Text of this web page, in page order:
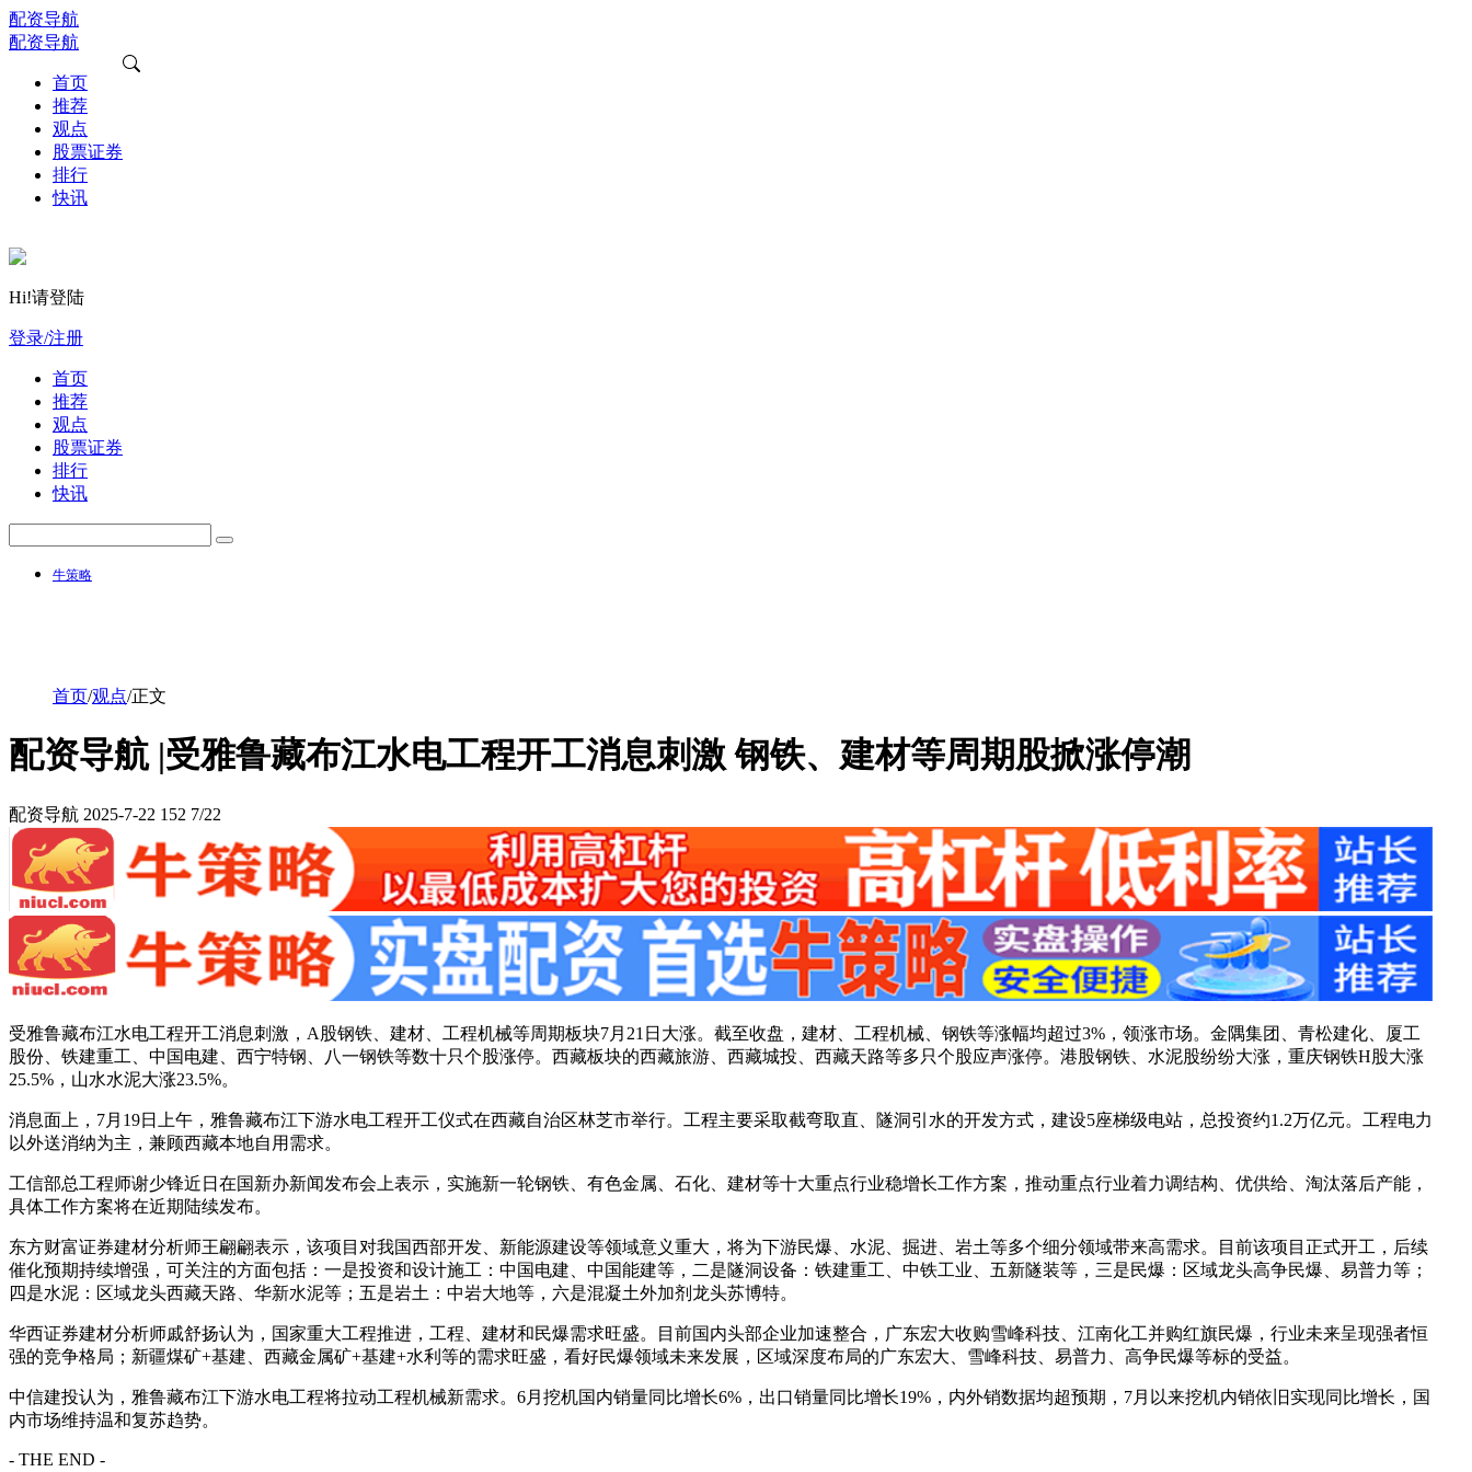
配资导航
配资导航
首页
推荐
观点
股票证券
排行
快讯
Hi!请登陆
登录/注册
首页
推荐
观点
股票证券
排行
快讯
牛策略
首页/观点/正文
配资导航 |受雅鲁藏布江水电工程开工消息刺激 钢铁、建材等周期股掀涨停潮
配资导航 2025-7-22 152 7/22
受雅鲁藏布江水电工程开工消息刺激，A股钢铁、建材、工程机械等周期板块7月21日大涨。截至收盘，建材、工程机械、钢铁等涨幅均超过3%，领涨市场。金隅集团、青松建化、厦工
股份、铁建重工、中国电建、西宁特钢、八一钢铁等数十只个股涨停。西藏板块的西藏旅游、西藏城投、西藏天路等多只个股应声涨停。港股钢铁、水泥股纷纷大涨，重庆钢铁H股大涨
25.5%，山水水泥大涨23.5%。
消息面上，7月19日上午，雅鲁藏布江下游水电工程开工仪式在西藏自治区林芝市举行。工程主要采取截弯取直、隧洞引水的开发方式，建设5座梯级电站，总投资约1.2万亿元。工程电力
以外送消纳为主，兼顾西藏本地自用需求。
工信部总工程师谢少锋近日在国新办新闻发布会上表示，实施新一轮钢铁、有色金属、石化、建材等十大重点行业稳增长工作方案，推动重点行业着力调结构、优供给、淘汰落后产能，
具体工作方案将在近期陆续发布。
东方财富证券建材分析师王翩翩表示，该项目对我国西部开发、新能源建设等领域意义重大，将为下游民爆、水泥、掘进、岩土等多个细分领域带来高需求。目前该项目正式开工，后续
催化预期持续增强，可关注的方面包括：一是投资和设计施工：中国电建、中国能建等，二是隧洞设备：铁建重工、中铁工业、五新隧装等，三是民爆：区域龙头高争民爆、易普力等；
四是水泥：区域龙头西藏天路、华新水泥等；五是岩土：中岩大地等，六是混凝土外加剂龙头苏博特。
华西证券建材分析师戚舒扬认为，国家重大工程推进，工程、建材和民爆需求旺盛。目前国内头部企业加速整合，广东宏大收购雪峰科技、江南化工并购红旗民爆，行业未来呈现强者恒
强的竞争格局；新疆煤矿+基建、西藏金属矿+基建+水利等的需求旺盛，看好民爆领域未来发展，区域深度布局的广东宏大、雪峰科技、易普力、高争民爆等标的受益。
中信建投认为，雅鲁藏布江下游水电工程将拉动工程机械新需求。6月挖机国内销量同比增长6%，出口销量同比增长19%，内外销数据均超预期，7月以来挖机内销依旧实现同比增长，国
内市场维持温和复苏趋势。
- THE END -